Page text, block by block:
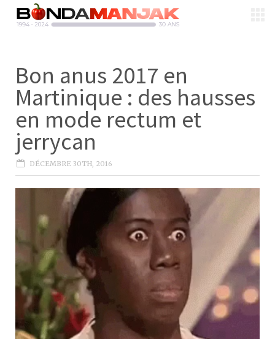
Bon anus 2017 en
Martinique : des hausses
en mode rectum et
jerrycan
DÉCEMBRE 30TH, 2016